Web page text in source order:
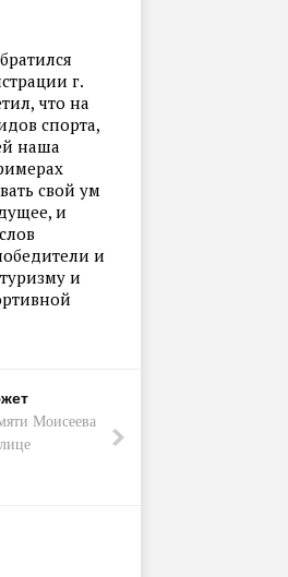
г.
что на
спорта,
наша
свой ум
и
и
и
Моисеева